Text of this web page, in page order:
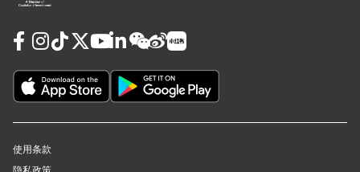
使用条款